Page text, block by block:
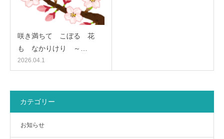
咲き満ちて こぼるゝ花
も なかりけり ～…
2026.04.1
カテゴリー
お知らせ